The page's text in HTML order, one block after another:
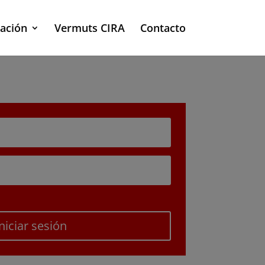
Vermuts CIRA Contacto
sesión